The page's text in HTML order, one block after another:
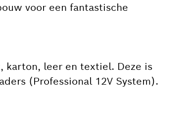
voor een fantastische
karton, leer en textiel. Deze is
(Professional 12V System).